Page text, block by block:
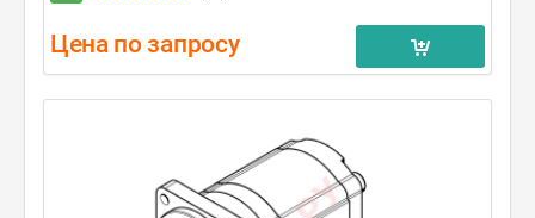
Цена по запросу